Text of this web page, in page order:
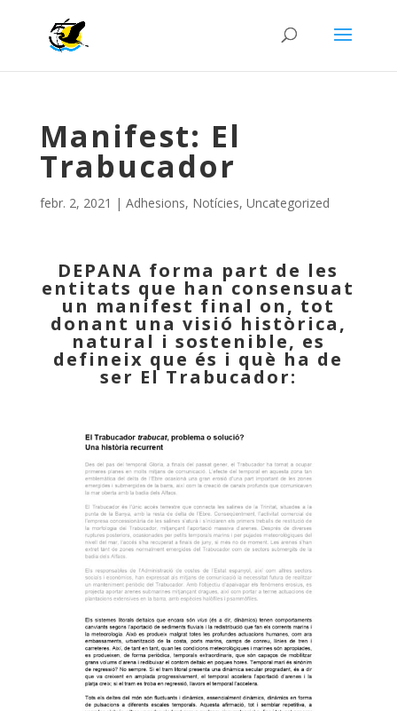
Manifest: El
Trabucador
febr. 2, 2021 | Adhesions, Notícies, Uncategorized
DEPANA forma part de les
entitats que han consensuat
un manifest final on, tot
donant una visió històrica,
natural i sostenible, es
defineix que és i què ha de
ser El Trabucador: